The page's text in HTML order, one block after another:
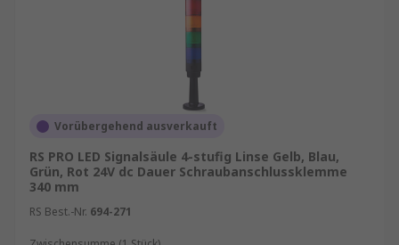
Vorübergehend ausverkauft
RS PRO LED Signalsäule 4-stufig Linse Gelb, Blau,
Grün, Rot 24V dc Dauer Schraubanschlussklemme
340 mm
RS Best.-Nr. 694-271